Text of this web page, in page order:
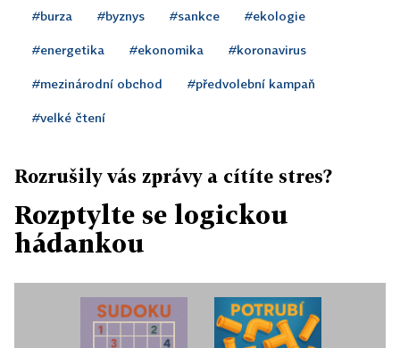
#burza #byznys #sankce #ekologie
#energetika #ekonomika #koronavirus
#mezinárodní obchod #předvolební kampaň
#velké čtení
Rozrušily vás zprávy a cítíte stres?
Rozptylte se logickou
hádankou